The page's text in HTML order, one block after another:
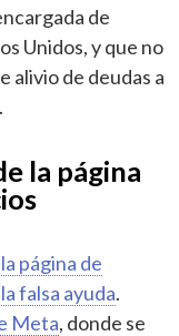
de
Unidos, y que no
alivio de deudas a
la página
la página de
falsa ayuda.
Meta, donde se